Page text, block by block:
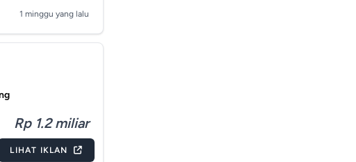
1 minggu yang lalu
Rp 1.2 miliar
LIHAT IKLAN